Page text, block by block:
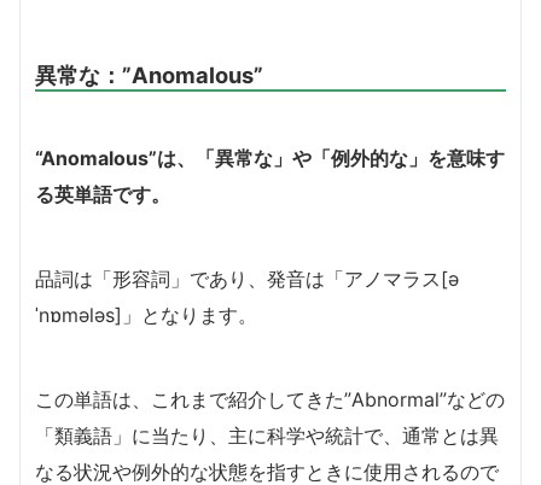
異常な ：”Anomalous”
“Anomalous”は、「異常な」や「例外的な」を意味す
る英単語です。
品詞は「形容詞」であり、発音は「アノマラス[ə
ˈnɒmələs]」となります。
この単語は、これまで紹介してきた”Abnormal”などの
「類義語」に当たり、主に科学や統計で、通常とは異
なる状況や例外的な状態を指すときに使用されるので